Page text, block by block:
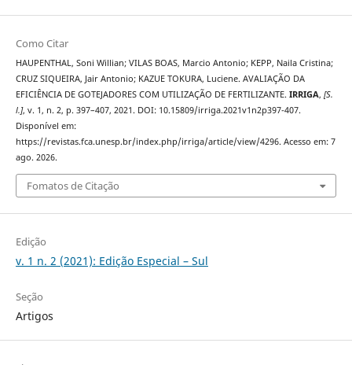
Como Citar
HAUPENTHAL, Soni Willian; VILAS BOAS, Marcio Antonio; KEPP, Naila Cristina;
CRUZ SIQUEIRA, Jair Antonio; KAZUE TOKURA, Luciene. AVALIAÇÃO DA
EFICIÊNCIA DE GOTEJADORES COM UTILIZAÇÃO DE FERTILIZANTE. IRRIGA, [S.
l.], v. 1, n. 2, p. 397–407, 2021. DOI: 10.15809/irriga.2021v1n2p397-407.
Disponível em:
https://revistas.fca.unesp.br/index.php/irriga/article/view/4296. Acesso em: 7
ago. 2026.
Fomatos de Citação
Edição
v. 1 n. 2 (2021): Edição Especial – Sul
Seção
Artigos